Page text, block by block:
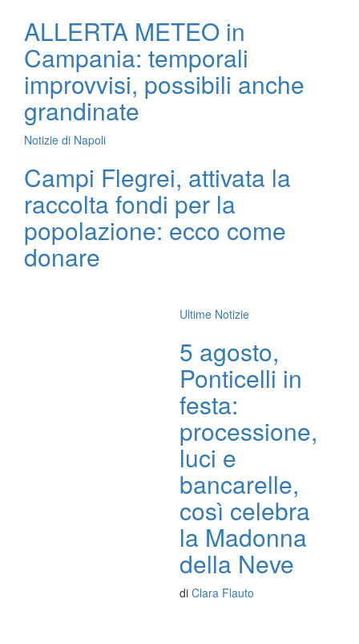
ALLERTA METEO in
Campania: temporali
improvvisi, possibili anche
grandinate
Notizie di Napoli
Campi Flegrei, attivata la
raccolta fondi per la
popolazione: ecco come
donare
Ultime Notizie
5 agosto,
Ponticelli in
festa:
processione,
luci e
bancarelle,
così celebra
la Madonna
della Neve
di Clara Flauto